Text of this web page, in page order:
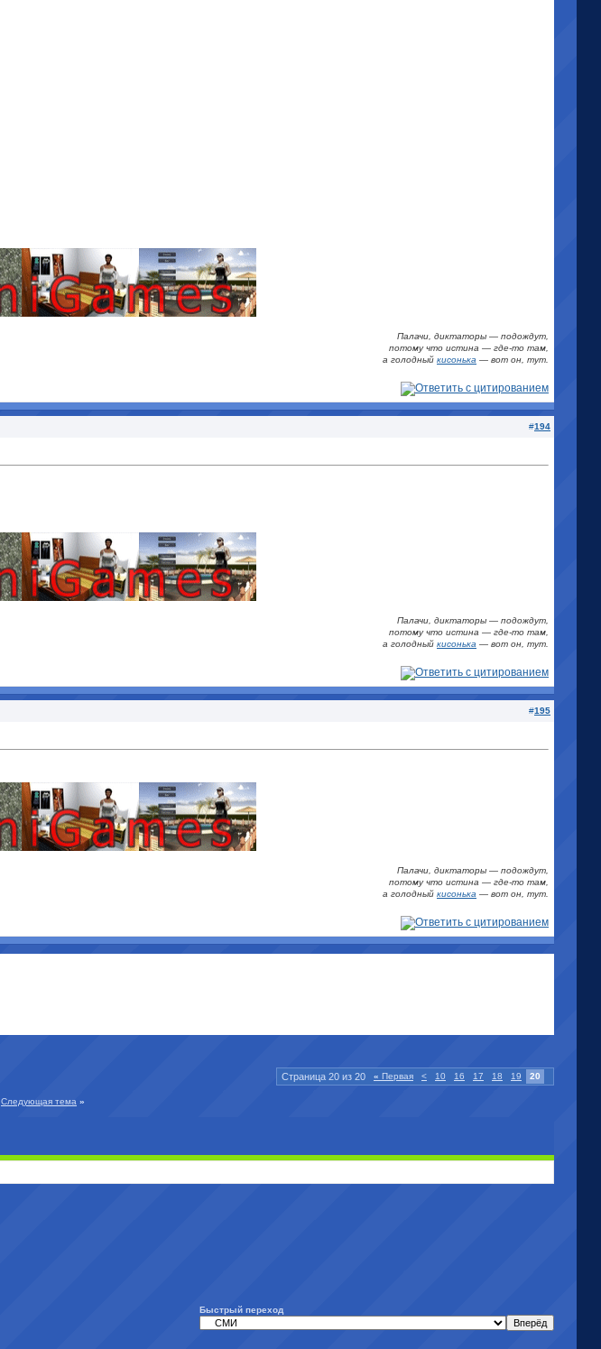
Палачи, диктаторы — подождут,
потому что истина — где-то там,
а голодный кисонька — вот он, тут.
#194
Палачи, диктаторы — подождут,
потому что истина — где-то там,
а голодный кисонька — вот он, тут.
#195
Палачи, диктаторы — подождут,
потому что истина — где-то там,
а голодный кисонька — вот он, тут.
Страница 20 из 20 « Первая < 10 16 17 18 19 20
Следующая тема »
Быстрый переход